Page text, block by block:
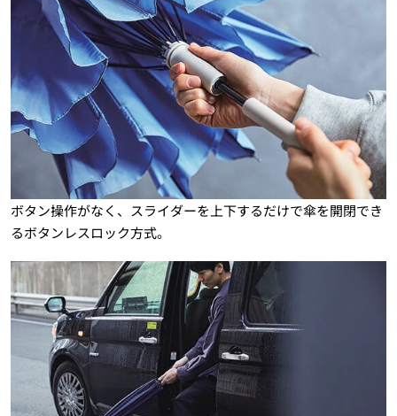
ボタン操作がなく、スライダーを上下するだけで傘を開閉でき
るボタンレスロック方式。